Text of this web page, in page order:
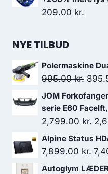
209.00 kr.
NYE TILBUD
Polermaskine
995.00kr. Den
pris
var:
JOM
serie E60
2,799.00kr.
pris
Alpine Status
7,899.00kr.
Autoglym